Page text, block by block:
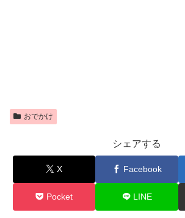
おでかけ
シェアする
X Facebook
Pocket LINE